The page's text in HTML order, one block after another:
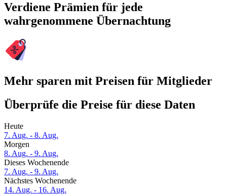
Verdiene Prämien für jede
wahrgenommene Übernachtung
Mehr sparen mit Preisen für Mitglieder
Überprüfe die Preise für diese Daten
Heute
7. Aug. - 8. Aug.
Morgen
8. Aug. - 9. Aug.
Dieses Wochenende
7. Aug. - 9. Aug.
Nächstes Wochenende
14. Aug. - 16. Aug.